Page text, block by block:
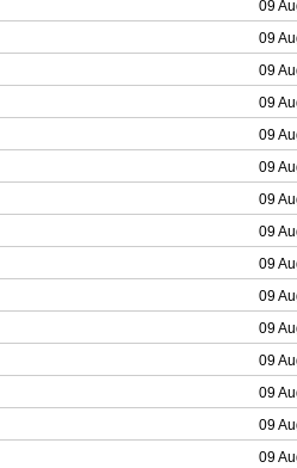
09
09
09
09
09
09
09
09
09
09
09
09
09
09
09